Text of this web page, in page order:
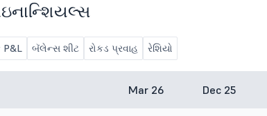
P&L બૅલેન્સ શીટ રોકડ પ્રવાહ રેશિયો
Mar 26 Dec 25